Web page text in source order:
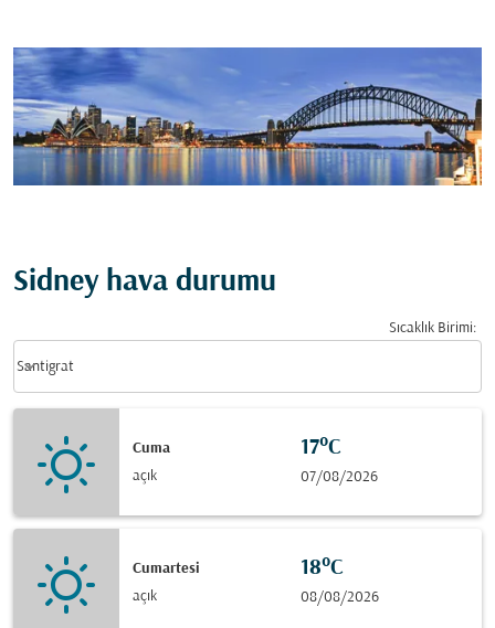
Sidney hava durumu
Sıcaklık Birimi:
Santigrat
keyboard_arrow_down
Cuma
açık
17°C
07/08/2026
Cumartesi
açık
18°C
08/08/2026